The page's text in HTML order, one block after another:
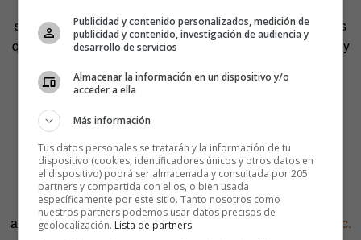
semanas historias del pop y el rock de los últimos 80 años
que merecen ser contadas. Os proponemos textos breves y
especialmente creadas para contar cada historia de un
Si quieres ver entregas anteriores, acerca de Eagles of
Death Metal y la sala Bataclan, de la muerte del Lemmy
Kilmister, la obsesión de David Bowie por el cosmos, el
tiempo que PJ Harvey pasó encerrada en una caja
acristalada o la soledad de Janis Joplin,
las tienes a un clic.
Publicidad y contenido personalizados, medición de
publicidad y contenido, investigación de audiencia y
desarrollo de servicios
Almacenar la información en un dispositivo y/o
acceder a ella
Más información
Tus datos personales se tratarán y la información de tu
dispositivo (cookies, identificadores únicos y otros datos en
el dispositivo) podrá ser almacenada y consultada por 205
partners y compartida con ellos, o bien usada
específicamente por este sitio. Tanto nosotros como
nuestros partners podemos usar datos precisos de
geolocalización. Lista de partners.